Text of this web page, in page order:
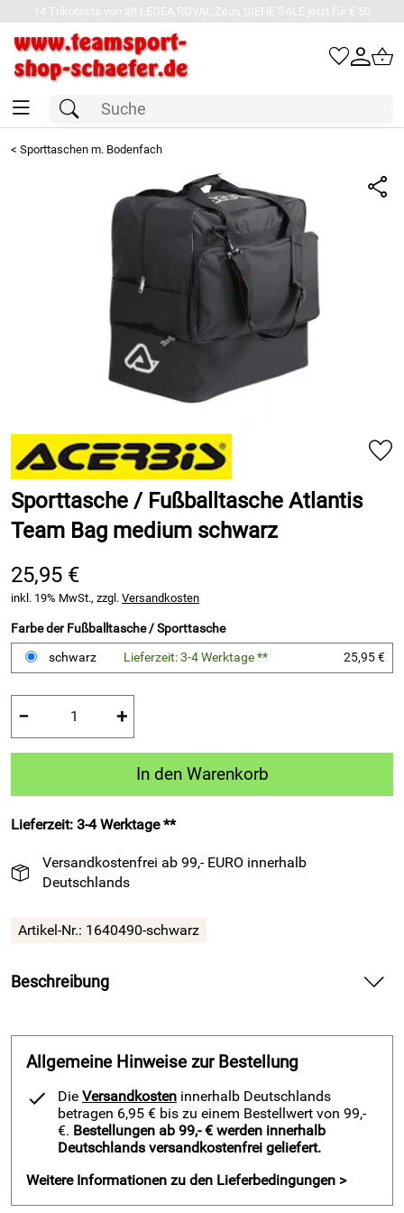
14 Trikotsets von alt.LEGEA,ROYAL,Zeus SIEHE SALE jetzt für € 50
< Sporttaschen m. Bodenfach
Sporttasche / Fußballtasche Atlantis
Team Bag medium schwarz
25,95 €
inkl. 19% MwSt., zzgl. Versandkosten
Farbe der Fußballtasche / Sporttasche
schwarz
Lieferzeit: 3-4 Werktage ** 25,95 €
− +
In den Warenkorb
Lieferzeit: 3-4 Werktage **
Versandkostenfrei ab 99,- EURO innerhalb
Deutschlands
Artikel-Nr.: 1640490-schwarz
Beschreibung
schwarz – bietet dir clevere Ordnung und starke Stabilität
für Training und Spiel.
Packe deine Ausrüstung strukturiert ein und erreiche den
Platz entspannt. Nutze das separate Schuhfach mit der
stabilen Kunststoffwanne und halte Schmutz fern von
deiner frischen Kleidung. Greife schnell zu deinen Sachen
Doppelreißverschluss.
Allgemeine Hinweise zur Bestellung
Die Versandkosten innerhalb Deutschlands
betragen 6,95 € bis zu einem Bestellwert von 99,-
€. Bestellungen ab 99,- € werden innerhalb
Deutschlands versandkostenfrei geliefert.
Weitere Informationen zu den Lieferbedingungen >